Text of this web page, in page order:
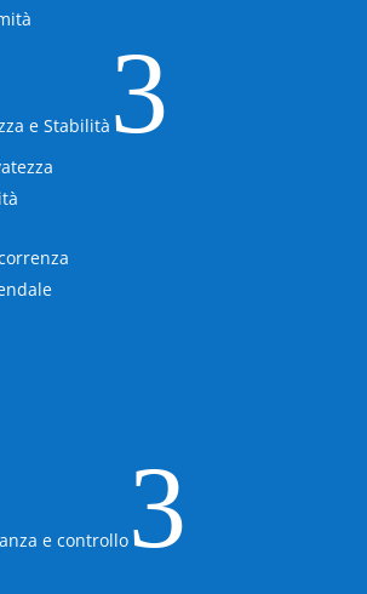
e Stabilità 3
e controllo 3